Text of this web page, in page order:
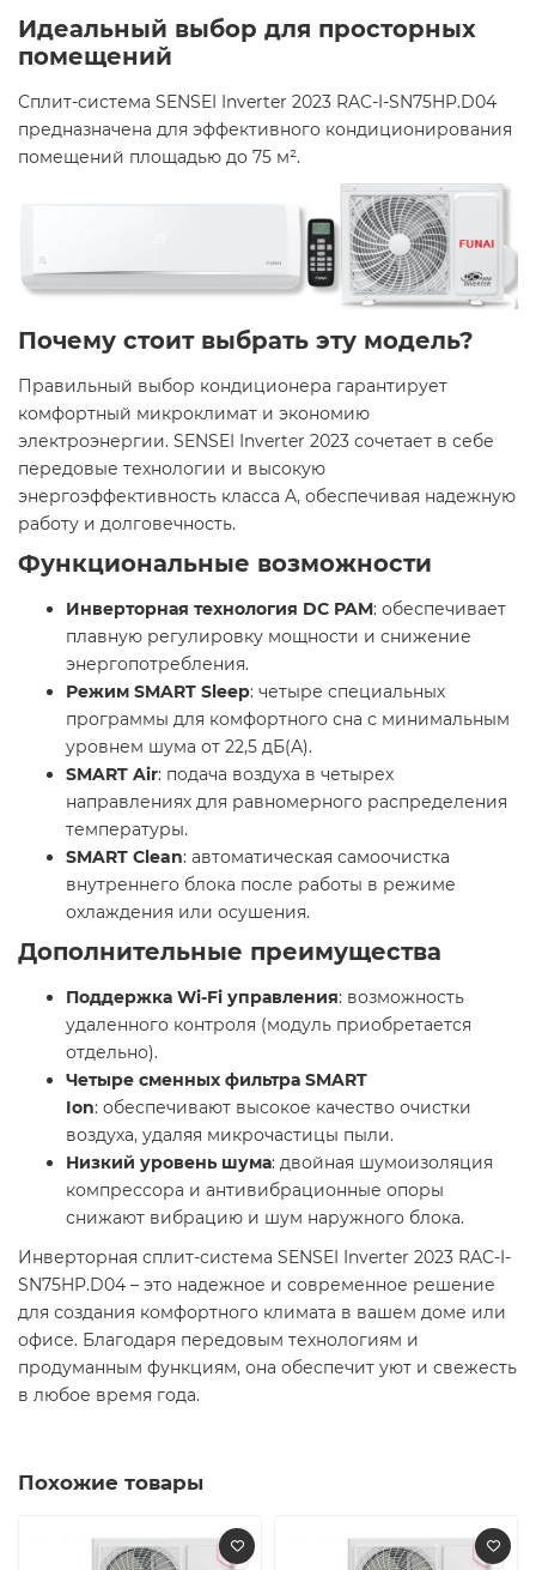
Идеальный выбор для просторных
помещений
Сплит-система SENSEI Inverter 2023 RAC-I-SN75HP.D04
предназначена для эффективного кондиционирования
помещений площадью до 75 м². ​
Почему стоит выбрать эту модель?
Правильный выбор кондиционера гарантирует
комфортный микроклимат и экономию
электроэнергии. SENSEI Inverter 2023 сочетает в себе
передовые технологии и высокую
энергоэффективность класса A, обеспечивая надежную
работу и долговечность. ​
Функциональные возможности
Инверторная технология DC PAM: обеспечивает
плавную регулировку мощности и снижение
энергопотребления.​
Режим SMART Sleep: четыре специальных
программы для комфортного сна с минимальным
уровнем шума от 22,5 дБ(А).​
SMART Air: подача воздуха в четырех
направлениях для равномерного распределения
температуры.​
SMART Clean: автоматическая самоочистка
внутреннего блока после работы в режиме
охлаждения или осушения. ​
Дополнительные преимущества
Поддержка Wi-Fi управления: возможность
удаленного контроля (модуль приобретается
отдельно).​
Четыре сменных фильтра SMART
Ion: обеспечивают высокое качество очистки
воздуха, удаляя микрочастицы пыли.​
Низкий уровень шума: двойная шумоизоляция
компрессора и антивибрационные опоры
снижают вибрацию и шум наружного блока. ​
Инверторная сплит-система SENSEI Inverter 2023 RAC-I-
SN75HP.D04 – это надежное и современное решение
для создания комфортного климата в вашем доме или
офисе. Благодаря передовым технологиям и
продуманным функциям, она обеспечит уют и свежесть
в любое время года.​
Похожие товары